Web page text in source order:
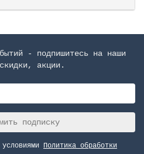
- подпишитесь на наши
акции.
подписку
Политика обработки